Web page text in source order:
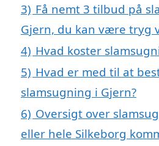
3) Få nemt 3 tilbud på
Gjern, du kan være tryg
4) Hvad koster
5) Hvad er med til at
slamsugning i Gjern?
6) Oversigt over
eller hele Silkeborg